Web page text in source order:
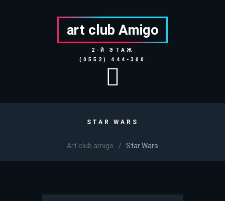
art club Аmigo
2-Й ЭТАЖ
(0552) 444-300
STAR WARS
Art club amigo Star Wars